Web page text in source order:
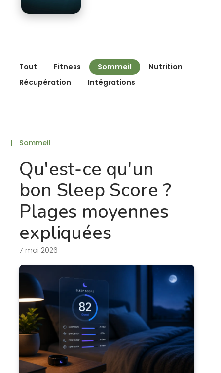
Tout Fitness Sommeil
Nutrition
Récupération
Intégrations
Sommeil
Qu'est-ce qu'un
bon Sleep Score ?
Plages moyennes
expliquées
7 mai 2026